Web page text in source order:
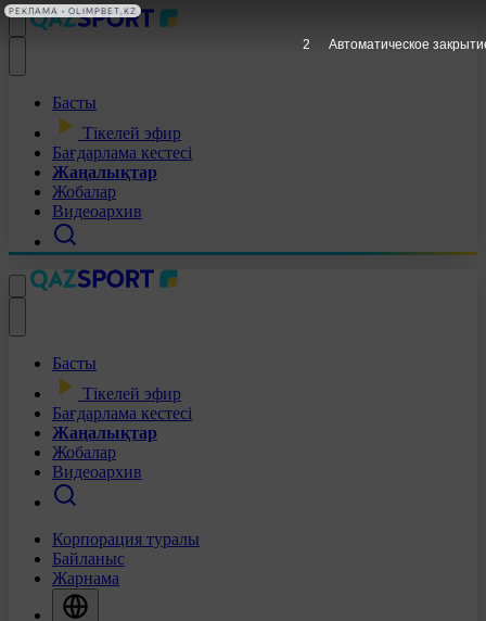
Басты
Тікелей эфир
Бағдарлама кестесі
Жаңалықтар
Жобалар
Видеоархив
Басты
Тікелей эфир
Бағдарлама кестесі
Жаңалықтар
Жобалар
Видеоархив
Корпорация туралы
Байланыс
Жарнама
1 Автоматическое
РЕКЛАМА • OLIMPBET.KZ